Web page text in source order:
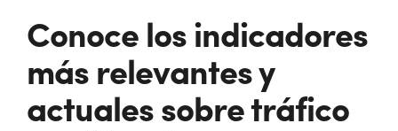
Conoce los indicadores
más relevantes y
actuales sobre tráfico